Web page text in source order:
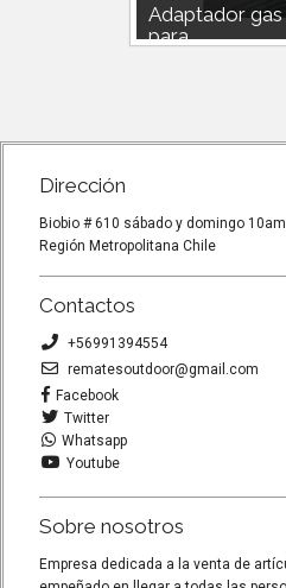
Adaptador
para ...
Dirección
Biobio # 610 sábado y domingo
Región Metropolitana Chile
Contactos
+56991394554
rematesoutdoor@gmail.com
Facebook
Twitter
Whatsapp
Youtube
Sobre nosotros
Empresa dedicada a la venta de